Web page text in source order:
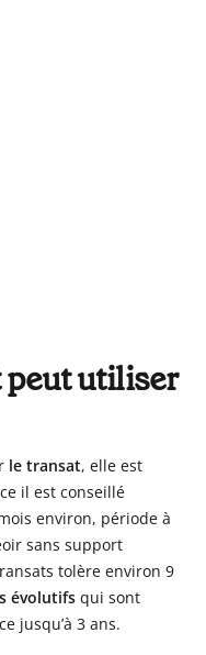
peut utiliser
le transat, elle est
il est conseillé
environ, période à
sans support
tolère environ 9
évolutifs qui sont
jusqu’à 3 ans.